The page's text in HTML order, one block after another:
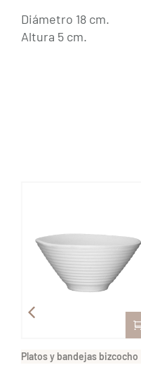
Diámetro 18 cm.
Altura 5 cm.
Platos y bandejas bizcocho